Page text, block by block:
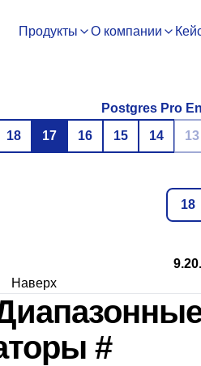
Продукты О компании
Postgres Pro
18
17 16 15 14 13
18
Наверх
#